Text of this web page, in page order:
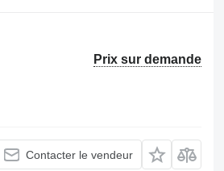
Prix sur demande
Contacter le vendeur